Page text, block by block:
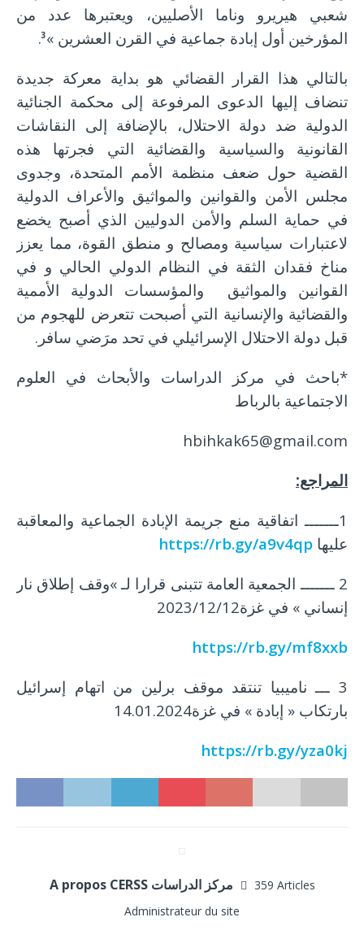
شعبي هيريرو وناما الأصليين، ويعتبرها عدد من
المؤرخين أول إبادة جماعية في القرن العشرين »3
.
بالتالي هذا القرار القضائي هو بداية معركة جديدة
تنضاف إليها الدعوى المرفوعة إلى محكمة الجنائية
الدولية ضد دولة الاحتلال، بالإضافة إلى النقاشات
القانونية والسياسية والقضائية التي فجرتها هذه
القضية حول ضعف منظمة الأمم المتحدة، وجدوى
مجلس الأمن والقوانين والمواثيق والأعراف الدولية
في حماية السلم والأمن الدوليين الذي أصبح يخضع
لاعتبارات سياسية ومصالح و منطق القوة، مما يعزز
مناخ فقدان الثقة في النظام الدولي الحالي و في
القوانين والمواثيق والمؤسسات الدولية الأممية
والقضائية والإنسانية التي أصبحت تتعرض للهجوم من
قبل دولة الاحتلال الإسرائيلي في تحد مرَضي سافر.
*باحث في مركز الدراسات والأبحاث في العلوم
الاجتماعية بالرباط
hbihkak65@gmail.com
المراجع:
1ـــــــ اتفاقية منع جريمة الإبادة الجماعية والمعاقبة
عليها https://rb.gy/a9v4qp
2 ـــــــ الجمعية العامة تتبنى قرارا لـ »وقف إطلاق نار
إنساني » في غزة2023/12/12
https://rb.gy/mf8xxb
3 ـــ ناميبيا تنتقد موقف برلين من اتهام إسرائيل
بارتكاب « إبادة » في غزة14.01.2024
https://rb.gy/yza0kj
359 Articles
Administrateur du site